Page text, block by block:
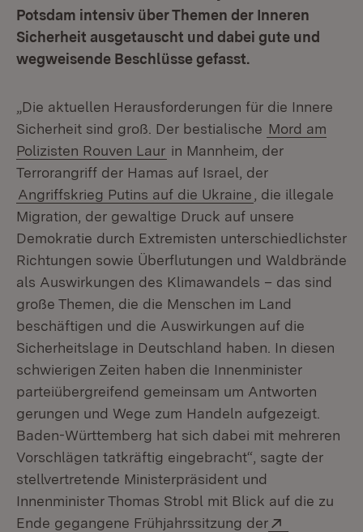
Potsdam intensiv über Themen der Inneren
Sicherheit ausgetauscht und dabei gute und
wegweisende Beschlüsse gefasst.
„Die aktuellen Herausforderungen für die Innere
Sicherheit sind groß. Der bestialische Mord am
Polizisten Rouven Laur in Mannheim, der
Terrorangriff der Hamas auf Israel, der
Angriffskrieg Putins auf die Ukraine
, die illegale
Migration, der gewaltige Druck auf unsere
Demokratie durch Extremisten unterschiedlichster
Richtungen sowie Überflutungen und Waldbrände
als Auswirkungen des Klimawandels – das sind
große Themen, die die Menschen im Land
beschäftigen und die Auswirkungen auf die
Sicherheitslage in Deutschland haben. In diesen
schwierigen Zeiten haben die Innenminister
parteiübergreifend gemeinsam um Antworten
gerungen und Wege zum Handeln aufgezeigt.
Baden-Württemberg hat sich dabei mit mehreren
Vorschlägen tatkräftig eingebracht“, sagte der
stellvertretende Ministerpräsident und
Innenminister Thomas Strobl mit Blick auf die zu
Ende gegangene Frühjahrssitzung der